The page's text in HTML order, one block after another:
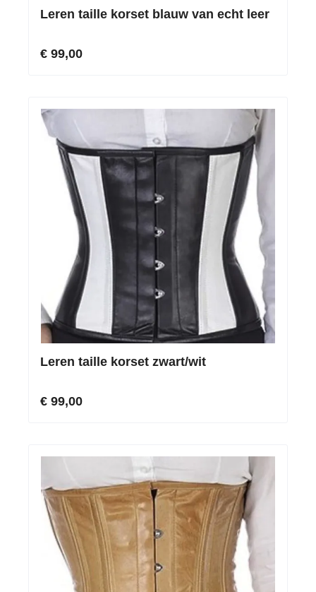
Leren taille korset blauw van echt leer
€ 99,00
Leren taille korset zwart/wit
€ 99,00